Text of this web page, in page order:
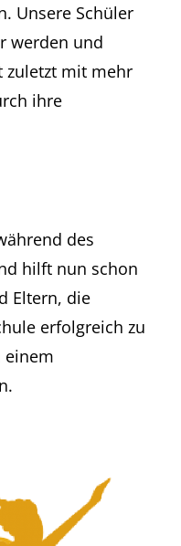
Unsere Schüler
werden und
zuletzt mit mehr
ihre
des
hilft nun schon
Eltern, die
erfolgreich zu
einem